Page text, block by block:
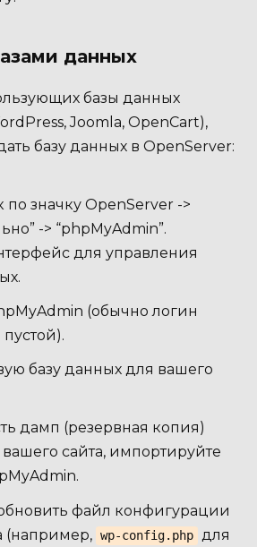
данных
базы данных
Joomla, OpenCart),
базу данных в OpenServer:
значку OpenServer ->
-> “phpMyAdmin”.
для управления
(обычно логин
базу данных для вашего
дамп (резервная копия)
сайта, импортируйте
файл конфигурации
(например, wp-config.php
для